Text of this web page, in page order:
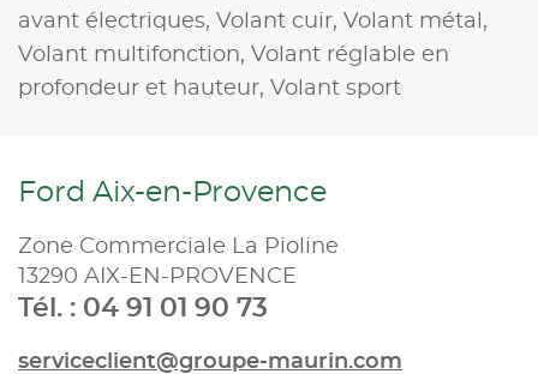
avant électriques, Volant cuir, Volant métal,
Volant multifonction, Volant réglable en
profondeur et hauteur, Volant sport
Ford Aix-en-Provence
Zone Commerciale La Pioline
13290 AIX-EN-PROVENCE
Tél. : 04 91 01 90 73
serviceclient@groupe-maurin.com